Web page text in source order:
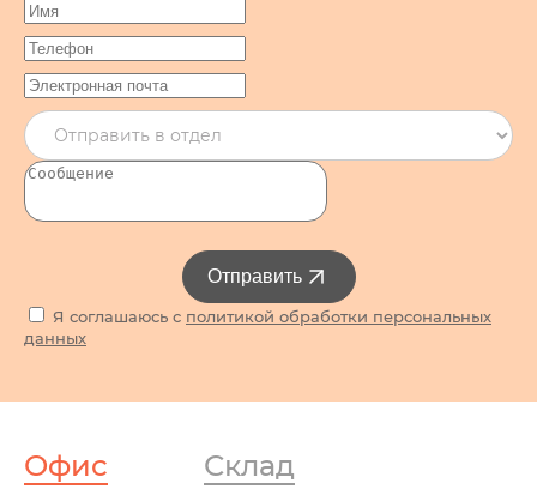
Я соглашаюсь с политикой обработки персональных
данных
Отправить
Офис Склад